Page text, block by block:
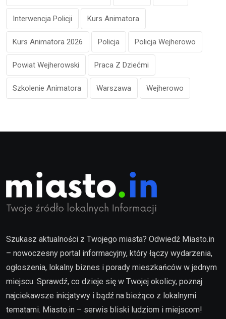
Interwencja Policji Kurs Animatora
Kurs Animatora 2026 Policja Policja Wejherowo
Powiat Wejherowski Praca Z Dziećmi
Szkolenie Animatora Warszawa Wejherowo
Szukasz aktualności z Twojego miasta? Odwiedź Miasto.in
– nowoczesny portal informacyjny, który łączy wydarzenia,
ogłoszenia, lokalny biznes i porady mieszkańców w jednym
miejscu. Sprawdź, co dzieje się w Twojej okolicy, poznaj
najciekawsze inicjatywy i bądź na bieżąco z lokalnymi
tematami. Miasto.in – serwis bliski ludziom i miejscom!